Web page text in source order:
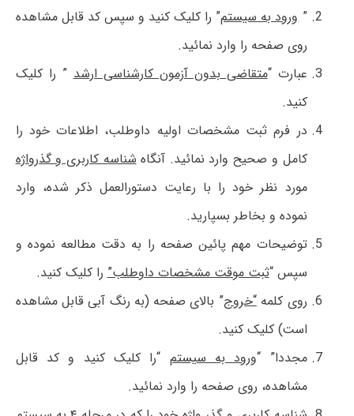
”ورود به سیستم” را کلیک کنید و سپس کد قابل مشاهده
روی صفحه را وارد نمائید.
عبارت “متقاضی بدون آزمون کارشناسی ارشد” را کلیک
کنید.
در فرم ثبت مشخصات اولیه داوطلب، اطلاعات خود را
کامل و صحیح وارد نمائید. آنگاهشناسه کاربری و گذرواژه
مورد نظر خود را با رعایت دستورالعمل ذکر شده، وارد
نموده و بخاطر بسپارید.
توضیحات مهم پائین صفحه را به دقت مطالعه نموده و
سپس “ثبت موقت مشخصات داوطلب”را کلیک کنید.
روی کلمه“خروج” بالای صفحه (به رنگ آبی قابل مشاهده
است) کلیک کنید.
مجددا” “ورود به سیستم “را کلیک کنید و کد قابل
مشاهده، روی صفحه را وارد نمائید.